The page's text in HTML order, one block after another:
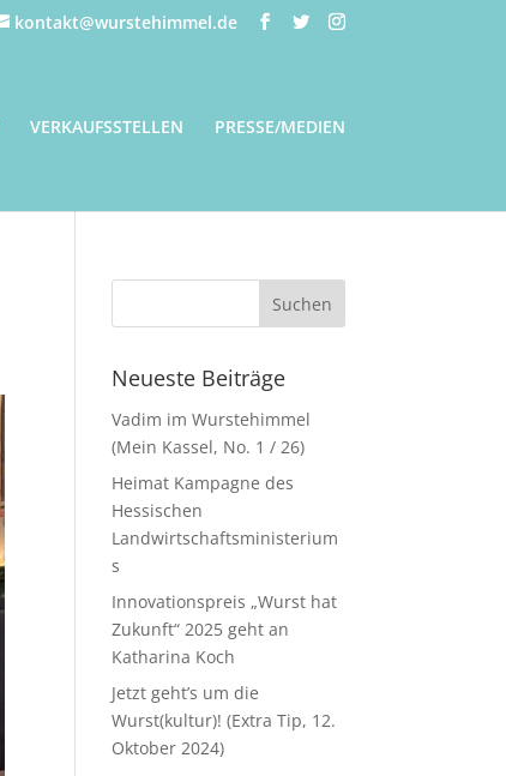
kontakt@wurstehimmel.de
VERKAUFSSTELLEN PRESSE/MEDIEN
Neueste Beiträge
Vadim im Wurstehimmel
(Mein Kassel, No. 1 / 26)
Heimat Kampagne des
Hessischen
Landwirtschaftsministerium
s
Innovationspreis „Wurst hat
Zukunft“ 2025 geht an
Katharina Koch
Jetzt geht’s um die
Wurst(kultur)! (Extra Tip, 12.
Oktober 2024)